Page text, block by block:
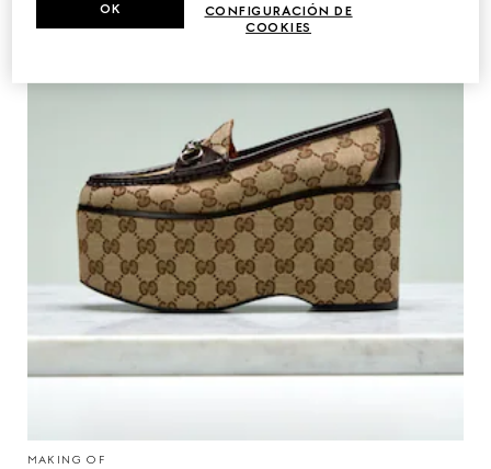
MAKING OF
CONFIGURACIÓN DE
COOKIES
OK